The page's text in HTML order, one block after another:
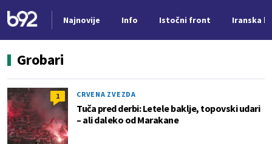
Najnovije Info Istočni front Iranska
Grobari
1 CRVENA ZVEZDA
Tuča pred derbi: Letele baklje, topovski udari
– ali daleko od Marakane